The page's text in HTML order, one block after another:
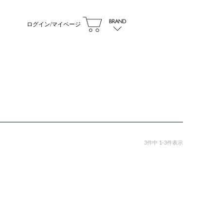
ログイン/マイページ
3件中 1 -3件表示